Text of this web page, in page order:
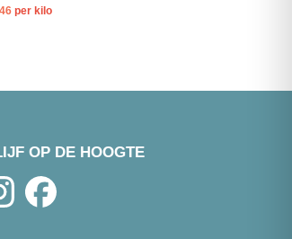
per kilo
OP DE HOOGTE